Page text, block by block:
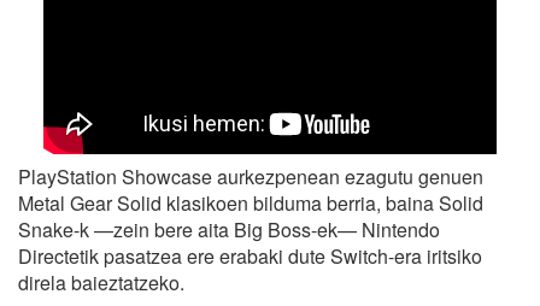
PlayStation Showcase aurkezpenean ezagutu genuen
Metal Gear Solid klasikoen bilduma berria, baina Solid
Snake-k —zein bere aita Big Boss-ek— Nintendo
Directetik pasatzea ere erabaki dute Switch-era iritsiko
direla baieztatzeko.